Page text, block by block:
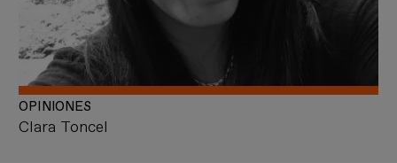
Clara Toncel
OPINIONES